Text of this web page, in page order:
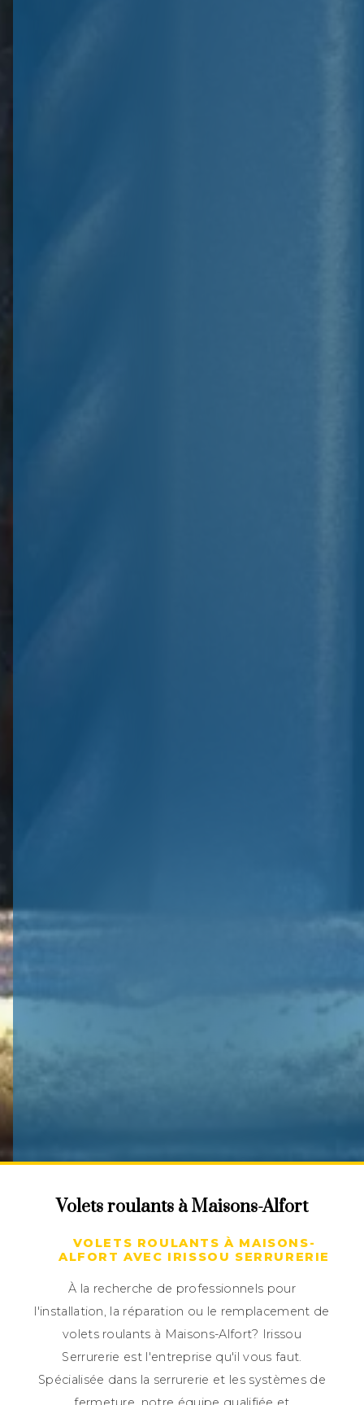
Volets roulants à Maisons-Alfort
VOLETS ROULANTS À MAISONS-
ALFORT AVEC IRISSOU SERRURERIE
À la recherche de professionnels pour
l'installation, la réparation ou le remplacement de
volets roulants à Maisons-Alfort? Irissou
Serrurerie est l'entreprise qu'il vous faut.
Spécialisée dans la serrurerie et les systèmes de